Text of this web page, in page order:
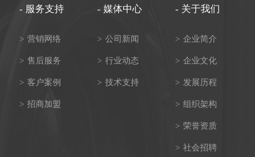
- 服务支持
> 营销网络
> 售后服务
> 客户案例
> 招商加盟
- 媒体中心
> 公司新闻
> 行业动态
> 技术支持
- 关于我们
> 企业简介
> 企业文化
> 发展历程
> 组织架构
> 荣誉资质
> 社会招聘